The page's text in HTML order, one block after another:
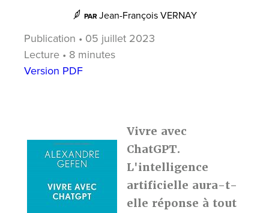
PAR Jean-François VERNAY
Publication • 05 juillet 2023
Lecture • 8 minutes
Version PDF
Vivre avec
ChatGPT.
L'intelligence
artificielle aura-t-
elle réponse à tout